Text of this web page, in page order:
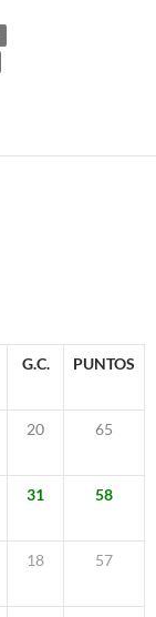
G.C. PUNTOS
20 65
31 58
18 57